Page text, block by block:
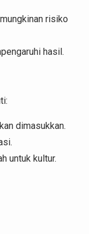
risiko
hasil.
dimasukkan.
untuk kultur.